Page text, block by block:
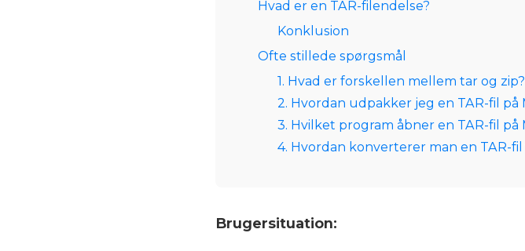
Hvad er en TAR-filendelse?
Konklusion
Ofte stillede spørgsmål
1. Hvad er forskellen mellem tar og zip?
2. Hvordan udpakker jeg en TAR-fil på
3. Hvilket program åbner en TAR-fil på
4. Hvordan konverterer man en TAR-
Brugersituation: